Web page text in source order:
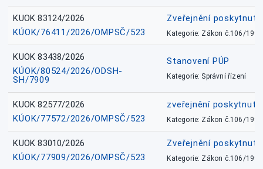
KUOK 83124/2026
KÚOK/76411/2026/OMPSČ/523
Zveřejnění
Kategorie: Zákon č.106/1999
KUOK 83438/2026
KÚOK/80524/2026/ODSH-
SH/7909
Stanovení PÚP
Kategorie: Správní řízení
KUOK 82577/2026
KÚOK/77572/2026/OMPSČ/523
zveřejnění
Kategorie: Zákon č.106/1999
KUOK 83010/2026
KÚOK/77909/2026/OMPSČ/523
Zveřejnění
Kategorie: Zákon č.106/1999